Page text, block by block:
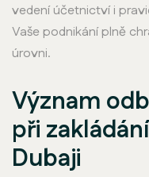
vedení účetnictví i
Vaše podnikání plně
úrovni.
Význam
při
Dubaji